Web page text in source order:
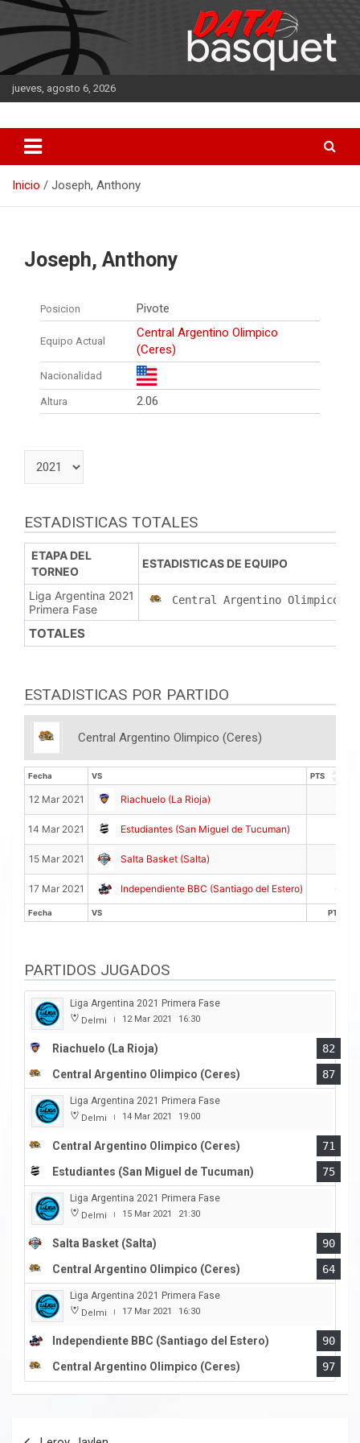
Saltar
al
contenido
jueves, agosto 6, 2026
DATA Basquet
Inicio Joseph, Anthony
Joseph, Anthony
Posicion Pivote
Equipo Actual
Central Argentino Olimpico
(Ceres)
Nacionalidad
Altura 2.06
ESTADISTICAS TOTALES
ETAPA DEL
TORNEO
ESTADISTICAS DE EQUIPO
Liga Argentina 2021
Primera Fase
Central Argentino Olimpico
TOTALES
ESTADISTICAS POR PARTIDO
Central Argentino Olimpico (Ceres)
Fecha VS PTS
Fecha VS PTS
12 Mar 2021 Riachuelo (La Rioja)
14 Mar 2021 Estudiantes (San Miguel de Tucuman)
15 Mar 2021 Salta Basket (Salta)
17 Mar 2021 Independiente BBC (Santiago del Estero) 4
Fecha VS PTS
PARTIDOS JUGADOS
Liga Argentina 2021 Primera Fase
Delmi | 12 Mar 2021 16:30
Riachuelo (La Rioja)
82
Central Argentino Olimpico (Ceres)
87
Liga Argentina 2021 Primera Fase
Delmi | 14 Mar 2021 19:00
Central Argentino Olimpico (Ceres)
71
Estudiantes (San Miguel de Tucuman)
75
Liga Argentina 2021 Primera Fase
Delmi | 15 Mar 2021 21:30
Salta Basket (Salta)
90
Central Argentino Olimpico (Ceres)
64
Liga Argentina 2021 Primera Fase
Delmi | 17 Mar 2021 16:30
Independiente BBC (Santiago del Estero)
90
Central Argentino Olimpico (Ceres)
97